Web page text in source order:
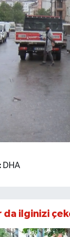
DHA
da ilginizi